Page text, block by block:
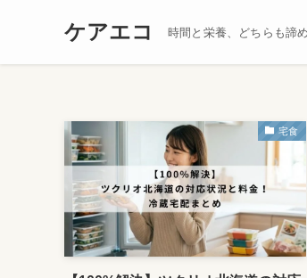
ケアエコ 時間と栄養、どちらも諦め
宅食